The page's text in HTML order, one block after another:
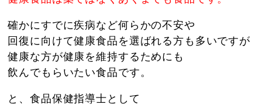
確かにすでに疾病など何らかの不安や
回復に向けて健康食品を選ばれる方も多いですが
健康な方が健康を維持するためにも
飲んでもらいたい食品です。
と、食品保健指導士として